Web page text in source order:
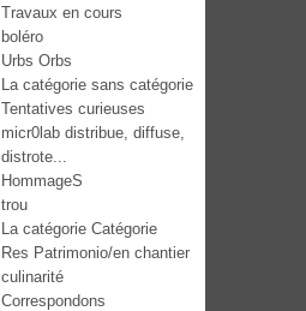
Travaux en cours
boléro
Urbs Orbs
La catégorie sans catégorie
Tentatives curieuses
micr0lab distribue, diffuse,
distrote...
HommageS
trou
La catégorie Catégorie
Res Patrimonio/en chantier
culinarité
Correspondons